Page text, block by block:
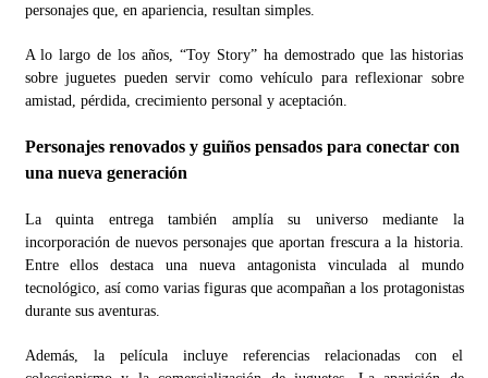
personajes que, en apariencia, resultan simples.
A lo largo de los años, “Toy Story” ha demostrado que las historias
sobre juguetes pueden servir como vehículo para reflexionar sobre
amistad, pérdida, crecimiento personal y aceptación.
Personajes renovados y guiños pensados para conectar con
una nueva generación
La quinta entrega también amplía su universo mediante la
incorporación de nuevos personajes que aportan frescura a la historia.
Entre ellos destaca una nueva antagonista vinculada al mundo
tecnológico, así como varias figuras que acompañan a los protagonistas
durante sus aventuras.
Además, la película incluye referencias relacionadas con el